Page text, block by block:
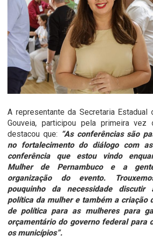
A representante da Secretaria Estadual
Gouveia, participou pela primeira vez
destacou que: “As conferências são
no fortalecimento do diálogo com
conferência que estou vindo
Mulher de Pernambuco e a
organização do evento.
pouquinho da necessidade
política da mulher e também a criação
de política para as mulheres para
orçamentário do governo federal para
os municípios”.